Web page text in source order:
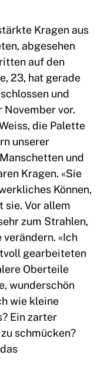
Kragen aus
abgesehen
auf den
23, hat gerade
und
vor.
die Palette
unserer
und
Kragen. «Sie
Können,
sie. Vor allem
zum Strahlen,
«Ich
gearbeiteten
Oberteile
wunderschön
wie kleine
Ein zarter
schmücken?